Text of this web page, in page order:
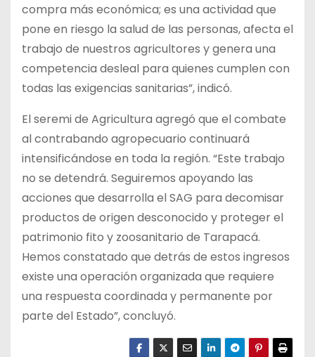
compra más económica; es una actividad que
pone en riesgo la salud de las personas, afecta el
trabajo de nuestros agricultores y genera una
competencia desleal para quienes cumplen con
todas las exigencias sanitarias”, indicó.
El seremi de Agricultura agregó que el combate
al contrabando agropecuario continuará
intensificándose en toda la región. “Este trabajo
no se detendrá. Seguiremos apoyando las
acciones que desarrolla el SAG para decomisar
productos de origen desconocido y proteger el
patrimonio fito y zoosanitario de Tarapacá.
Hemos constatado que detrás de estos ingresos
existe una operación organizada que requiere
una respuesta coordinada y permanente por
parte del Estado”, concluyó.